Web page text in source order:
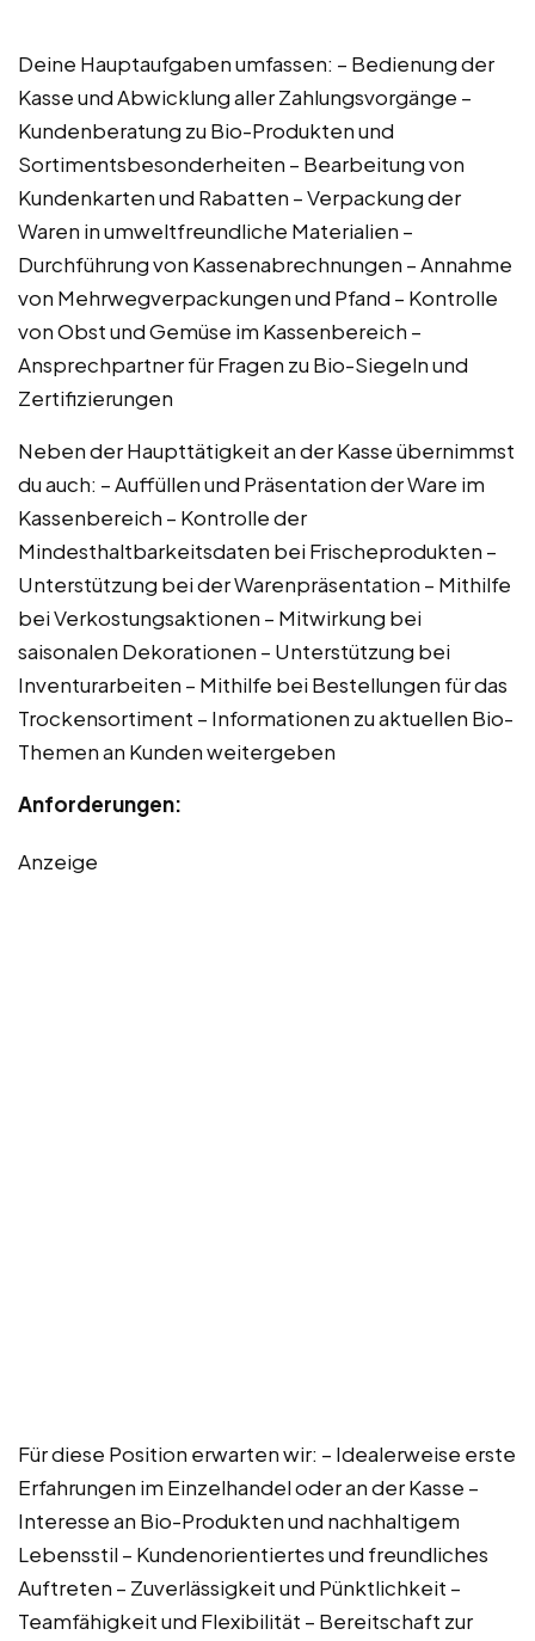
Deine Hauptaufgaben umfassen: – Bedienung der
Kasse und Abwicklung aller Zahlungsvorgänge –
Kundenberatung zu Bio-Produkten und
Sortimentsbesonderheiten – Bearbeitung von
Kundenkarten und Rabatten – Verpackung der
Waren in umweltfreundliche Materialien –
Durchführung von Kassenabrechnungen – Annahme
von Mehrwegverpackungen und Pfand – Kontrolle
von Obst und Gemüse im Kassenbereich –
Ansprechpartner für Fragen zu Bio-Siegeln und
Zertifizierungen
Neben der Haupttätigkeit an der Kasse übernimmst
du auch: – Auffüllen und Präsentation der Ware im
Kassenbereich – Kontrolle der
Mindesthaltbarkeitsdaten bei Frischeprodukten –
Unterstützung bei der Warenpräsentation – Mithilfe
bei Verkostungsaktionen – Mitwirkung bei
saisonalen Dekorationen – Unterstützung bei
Inventurarbeiten – Mithilfe bei Bestellungen für das
Trockensortiment – Informationen zu aktuellen Bio-
Themen an Kunden weitergeben
Anforderungen:
Anzeige
Für diese Position erwarten wir: – Idealerweise erste
Erfahrungen im Einzelhandel oder an der Kasse –
Interesse an Bio-Produkten und nachhaltigem
Lebensstil – Kundenorientiertes und freundliches
Auftreten – Zuverlässigkeit und Pünktlichkeit –
Teamfähigkeit und Flexibilität – Bereitschaft zur